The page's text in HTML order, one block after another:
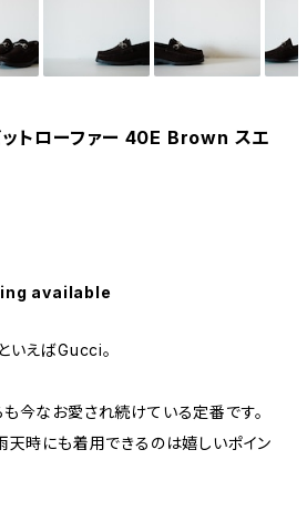
トローファー 40E Brown スエ
available
いえばGucci。
今なお愛され続けている定番です。
天時にも着用できるのは嬉しいポイン